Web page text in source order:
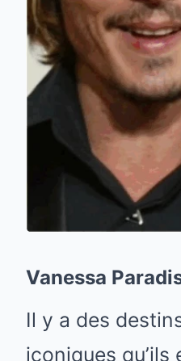
Vanessa
Il y a des
iconiques